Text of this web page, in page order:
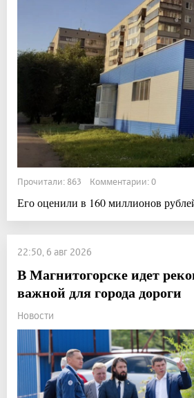
Прочитали: 863 Комментарии: 0
Его оценили в 160 миллионов
22:50, 6 авг 2026
В Магнитогорске идет
важной для города дороги
Новости